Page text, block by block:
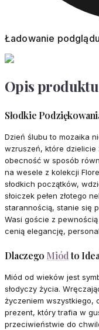
Ładowanie
Opis produktu
Słodkie
Dzień ślubu to mozaika
wzruszeń, które dzielicie
obecność w sposób
na wesele z kolekcji
słodkich początków,
słoiczek pełen złotego
starannością, stanie się
Wasi goście z
cenią elegancję,
Dlaczego Miódto
Miód od wieków jest
słodyczy życia.
życzeniem wszystkiego,
prezent, który trafia w
przeciwieństwie do